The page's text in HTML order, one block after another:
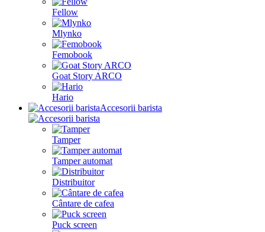
Fellow
Mlynko
Femobook
Goat Story ARCO
Hario
Accesorii barista
Tamper
Tamper automat
Distribuitor
Cântare de cafea
Puck screen